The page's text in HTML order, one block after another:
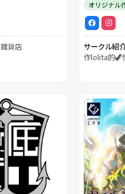
雜貨店
オリジナル
サークル紹
作lolita的🦖